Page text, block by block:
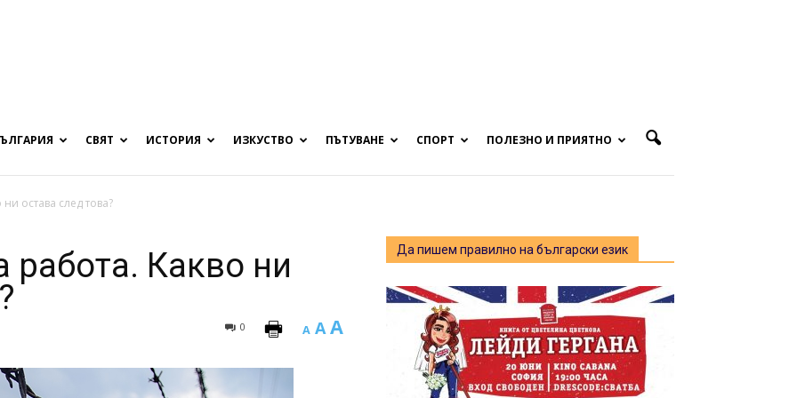
СВЯТ ИСТОРИЯ ИЗКУСТВО ПЪТУВАНЕ СПОРТ ПОЛЕЗНО И ПРИЯТНО
остава след това?
работа. Какво ни
A A A
0
Да пишем правилно на български език